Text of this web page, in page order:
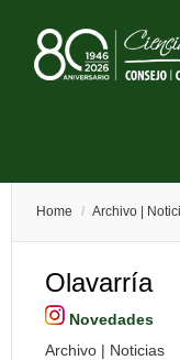
Home / Archivo |
Olavarría
Novedades
Archivo | Noticias